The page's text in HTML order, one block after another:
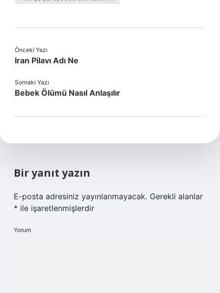
Önceki Yazı
Iran Pilavı Adı Ne
Sonraki Yazı
Bebek Ölümü Nasıl Anlaşılır
Bir yanıt yazın
E-posta adresiniz yayınlanmayacak. Gerekli alanlar
* ile işaretlenmişlerdir
Yorum